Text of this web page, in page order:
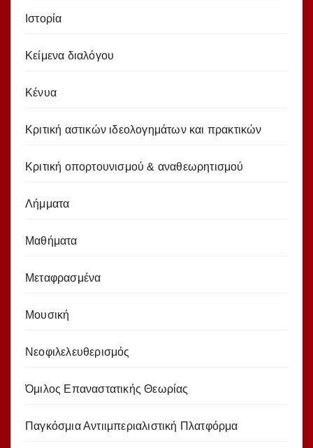
Ιστορία
Κείμενα διαλόγου
Κένυα
Κριτική αστικών ιδεολογημάτων και πρακτικών
Κριτική οπορτουνισμού & αναθεωρητισμού
Λήμματα
Μαθήματα
Μεταφρασμένα
Μουσική
Νεοφιλελευθερισμός
Όμιλος Επαναστατικής Θεωρίας
Παγκόσμια Αντιιμπεριαλιστική Πλατφόρμα